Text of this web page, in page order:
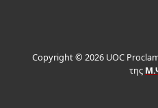
Copyright © 2026 UOC
της